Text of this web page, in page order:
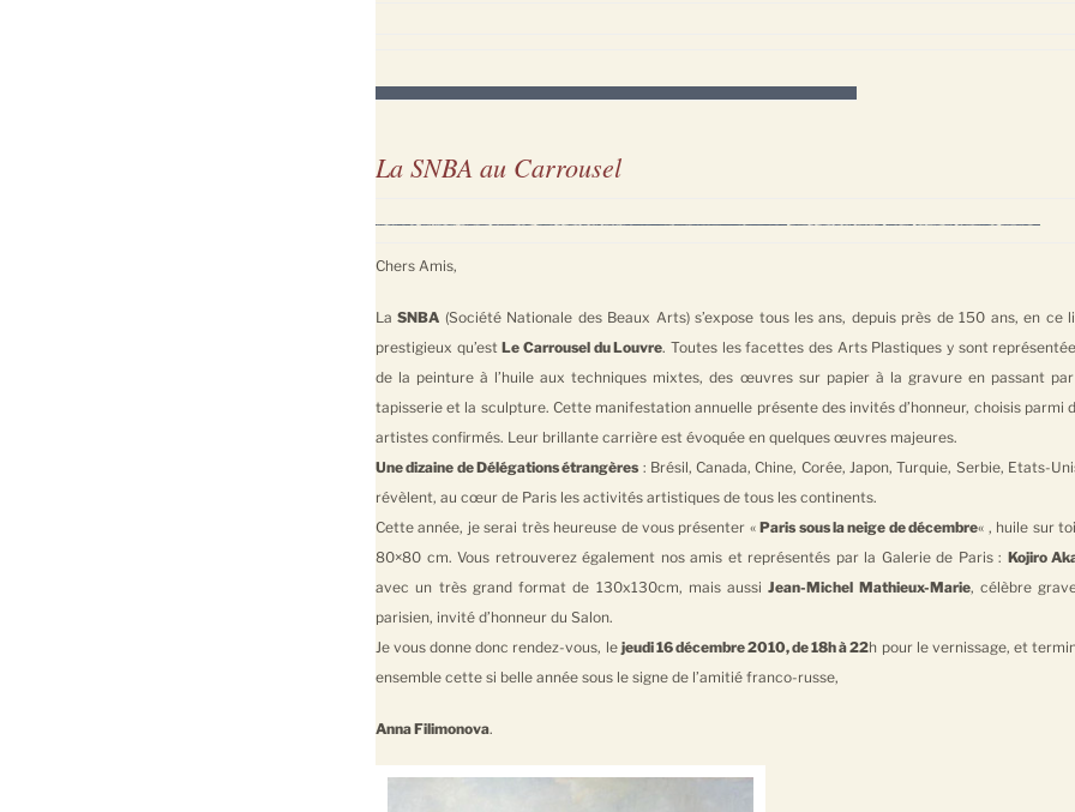
La SNBA au Carrousel
Chers Amis,
LaSNBA (Société Nationale des Beaux Arts) s’expose tous les ans, depuis près de 150 ans, en ce
prestigieux qu’estLe Carrousel du Louvre. Toutes les facettes des Arts Plastiques y sont
de la peinture à l’huile aux techniques mixtes, des œuvres sur papier à la gravure en passant
tapisserie et la sculpture. Cette manifestation annuelle présente des invités d’honneur, choisis parmi
artistes confirmés. Leur brillante carrière est évoquée en quelques œuvres majeures.
Une dizaine de Délégations étrangères : Brésil, Canada, Chine, Corée, Japon, Turquie, Serbie, Etats-
révèlent, au cœur de Paris les activités artistiques de tous les continents.
Cette année, je serai très heureuse de vous présenter «Paris sous la neige de décembre« , huile sur
80×80 cm. Vous retrouverez également nos amis et représentés par la Galerie de Paris : Kojiro
avec un très grand format de 130x130cm, mais aussiJean-Michel Mathieux-Marie, célèbre
parisien, invité d’honneur du Salon.
Je vous donne donc rendez-vous, le jeudi 16 décembre 2010, de 18h à 22h pour le vernissage, et
ensemble cette si belle année sous le signe de l’amitié franco-russe,
Anna Filimonova.